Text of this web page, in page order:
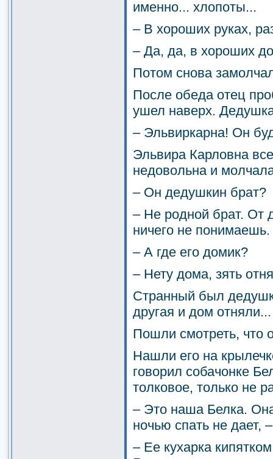
именно... хлопоты...
– В хороших руках,
– Да, да, в хороших
Потом снова
После обеда отец
ушел наверх.
– Эльвиркарна! Он
Эльвира Карловна
недовольна и
– Он дедушкин брат?
– Не родной брат. От
ничего не понимаешь.
– А где его домик?
– Нету дома, зять
Странный был
другая и дом отняли...
Пошли смотреть, что
Нашли его на
говорил собачонке
толковое, только не
– Это наша Белка.
ночью спать не дает,
– Ее кухарка